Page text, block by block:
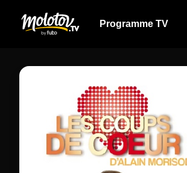
Programme TV